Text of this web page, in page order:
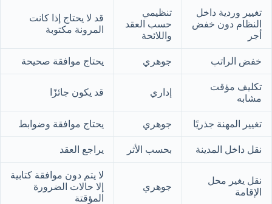
تغيير وردية داخل
النظام دون خفض
أجر
تنظيمي
حسب العقد
واللائحة
قد لا يحتاج إذا كانت
المرونة مكتوبة
خفض الراتب جوهري يحتاج موافقة صحيحة
تكليف مؤقت
مشابه
إداري قد يكون جائزًا
تغيير المهنة جذريًا جوهري يحتاج موافقة وضوابط
نقل داخل المدينة بحسب الأثر يراجع العقد
نقل يغير محل
الإقامة
جوهري
لا يتم دون موافقة كتابية
إلا حالات الضرورة
المؤقتة